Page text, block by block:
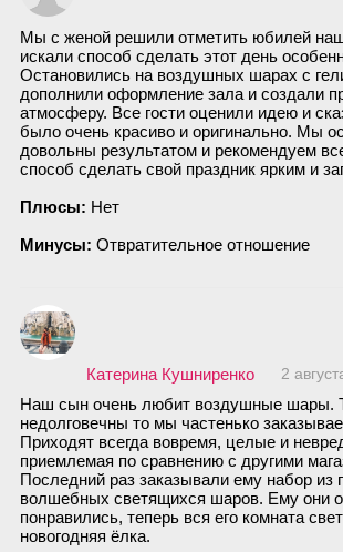
Мы с женой решили отметить юбилей
искали способ сделать этот день
Остановились на воздушных шарах с
дополнили оформление зала и создали
атмосферу. Все гости оценили идею и
было очень красиво и оригинально. Мы
довольны результатом и рекомендуем
способ сделать свой праздник ярким и
Плюсы: Нет
Минусы: Отвратительное отношение
Катерина Кушниренко 2
Наш сын очень любит воздушные шары.
недолговечны то мы частенько
Приходят всегда вовремя, целые и
приемлемая по сравнению с другими
Последний раз заказывали ему набор из
волшебных светящихся шаров. Ему они
понравились, теперь вся его комната
новогодняя ёлка.